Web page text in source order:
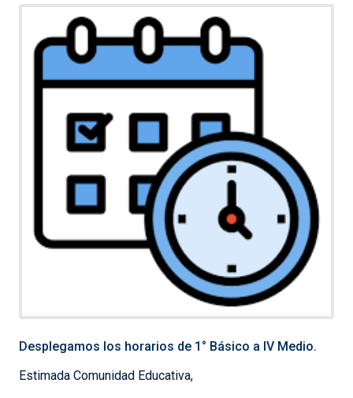
Desplegamos los horarios de 1° Básico a IV Medio.
Estimada Comunidad Educativa,